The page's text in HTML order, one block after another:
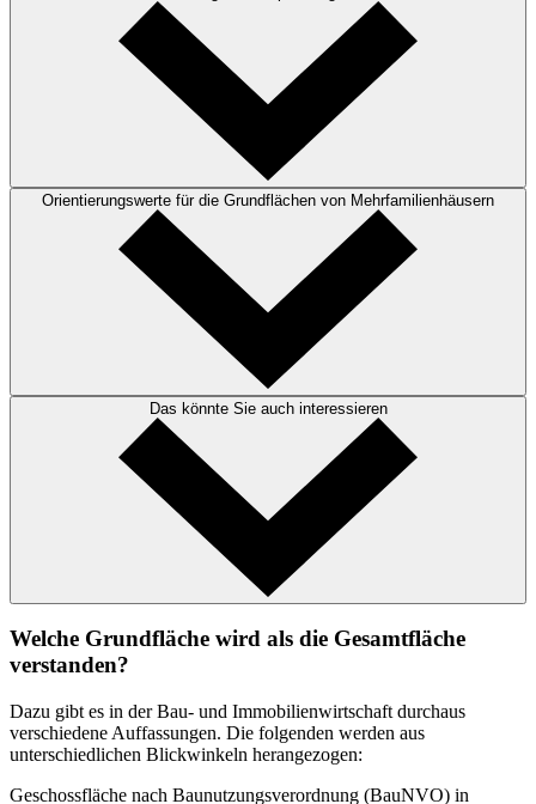
Orientierungswerte für die Grundflächen von Mehrfamilienhäusern
Das könnte Sie auch interessieren
Welche Grundfläche wird als die Gesamtfläche
verstanden?
Dazu gibt es in der Bau- und Immobilienwirtschaft durchaus
verschiedene Auffassungen. Die folgenden werden aus
unterschiedlichen Blickwinkeln herangezogen:
Geschossfläche nach Baunutzungsverordnung (BauNVO) in